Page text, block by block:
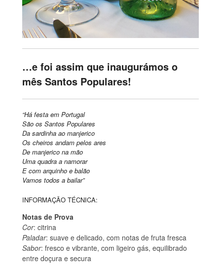
…e foi assim que inaugurámos o
mês Santos Populares!
“Há festa em Portugal
São os Santos Populares
Da sardinha ao manjerico
Os cheiros andam pelos ares
De manjerico na mão
Uma quadra a namorar
E com arquinho e balão
Vamos todos a bailar”
INFORMAÇÃO TÉCNICA:
Notas de Prova
Cor: citrina
Paladar: suave e delicado, com notas de fruta fresca
Sabor: fresco e vibrante, com ligeiro gás, equilibrado
entre doçura e secura